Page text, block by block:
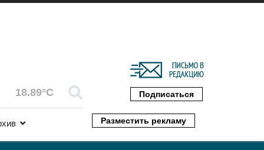
18.89°C Подписаться
Разместить рекламу